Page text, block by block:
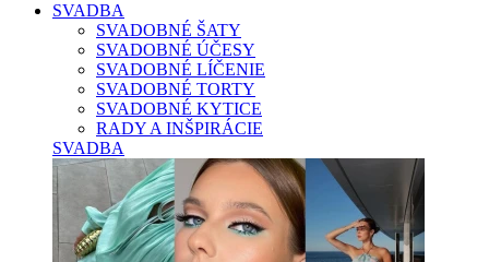
SVADBA
SVADOBNÉ ŠATY
SVADOBNÉ ÚČESY
SVADOBNÉ LÍČENIE
SVADOBNÉ TORTY
SVADOBNÉ KYTICE
RADY A INŠPIRÁCIE
SVADBA